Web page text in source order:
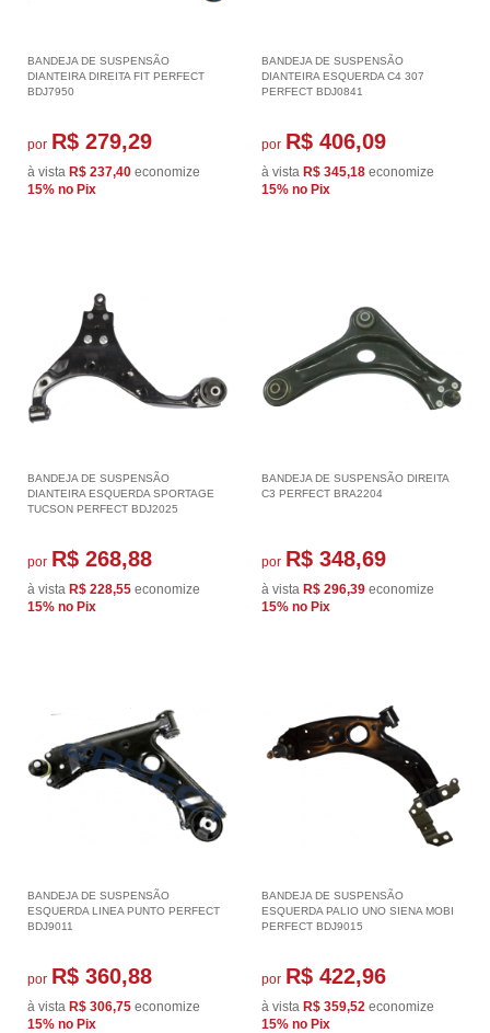
BANDEJA DE SUSPENSÃO
DIANTEIRA DIREITA FIT PERFECT
BDJ7950
por R$ 279,29
à vista R$ 237,40 economize
15% no Pix
BANDEJA DE SUSPENSÃO
DIANTEIRA ESQUERDA C4 307
PERFECT BDJ0841
por R$ 406,09
à vista R$ 345,18 economize
15% no Pix
BANDEJA DE SUSPENSÃO
DIANTEIRA ESQUERDA SPORTAGE
TUCSON PERFECT BDJ2025
por R$ 268,88
à vista R$ 228,55 economize
15% no Pix
BANDEJA DE SUSPENSÃO DIREITA
C3 PERFECT BRA2204
por R$ 348,69
à vista R$ 296,39 economize
15% no Pix
BANDEJA DE SUSPENSÃO
ESQUERDA LINEA PUNTO PERFECT
BDJ9011
por R$ 360,88
à vista R$ 306,75 economize
15% no Pix
BANDEJA DE SUSPENSÃO
ESQUERDA PALIO UNO SIENA MOBI
PERFECT BDJ9015
por R$ 422,96
à vista R$ 359,52 economize
15% no Pix